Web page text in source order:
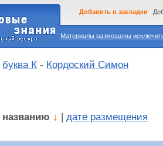
Материалы размещены
Добавить в закладки
буква К - Кордоский Симон
названию ↓ дате размещения